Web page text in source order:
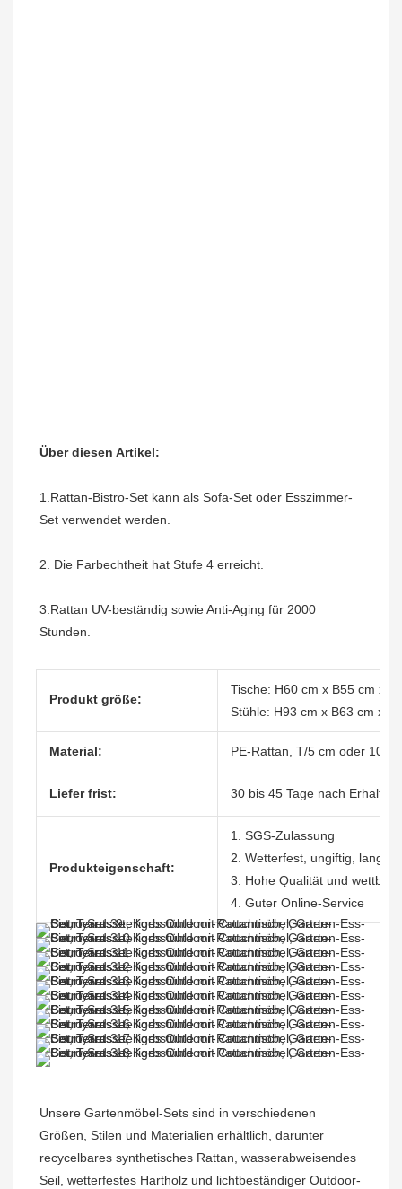
1.Rattan-Bistro-Set kann als Sofa-Set oder Esszimmer-
3.Rattan UV-beständig sowie Anti-Aging für 2000
Produkt größe:
Tische: H60 cm x B55 cm x
Stühle: H93 cm x B63 cm x
Material: PE-Rattan, T/5 cm oder 10
Liefer frist: 30 bis 45 Tage nach Erhalt
Produkteigenschaft:
1. SGS-Zulassung
2. Wetterfest, ungiftig,
3. Hohe Qualität und
4. Guter Online-Service
Unsere Gartenmöbel-Sets sind in verschiedenen
Größen, Stilen und Materialien erhältlich, darunter
recycelbares synthetisches Rattan, wasserabweisendes
Seil, wetterfestes Hartholz und lichtbeständiger Outdoor-